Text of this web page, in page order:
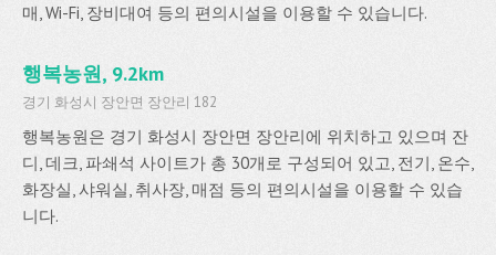
매, Wi-Fi, 장비대여 등의 편의시설을 이용할 수 있습니다.
행복농원, 9.2km
경기 화성시 장안면 장안리 182
행복농원은 경기 화성시 장안면 장안리에 위치하고 있으며 잔
디, 데크, 파쇄석 사이트가 총 30개로 구성되어 있고, 전기, 온수,
화장실, 샤워실, 취사장, 매점 등의 편의시설을 이용할 수 있습
니다.